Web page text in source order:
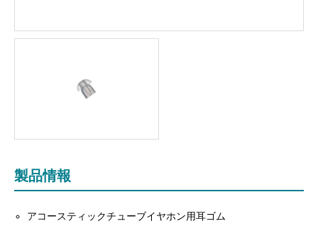
製品情報
アコースティックチューブイヤホン用耳ゴム